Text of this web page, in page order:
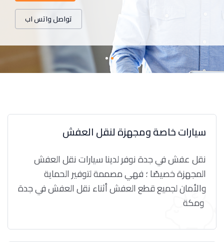
تواصل واتس اب
سيارات خاصة ومجهزة لنقل العفش
نقل عفش في جدة نوفر لدينا سيارات نقل العفش
المجهزة خصيصًا ؛ فهي مصممة لتوفير الحماية
والأمان لجميع قطع العفش أثناء نقل العفش في جدة